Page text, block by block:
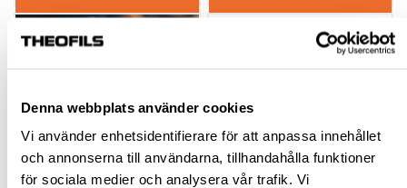
Denna webbplats använder cookies
Vi använder enhetsidentifierare för att anpassa innehållet
och annonserna till användarna, tillhandahålla funktioner
för sociala medier och analysera vår trafik. Vi